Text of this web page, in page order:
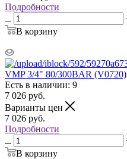
Подробности
В корзину
VMP 3/4" 80/300BAR (V0720)
Есть в наличии: 9
7 026 руб.
Варианты цен
7 026 руб.
Подробности
В корзину